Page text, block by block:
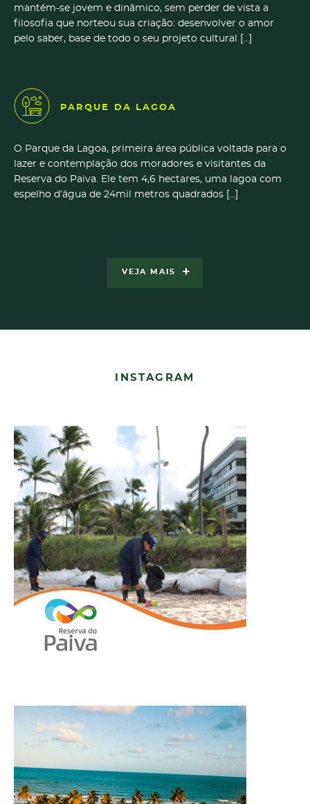
mantém-se jovem e dinâmico, sem perder de vista a
filosofia que norteou sua criação: desenvolver o amor
pelo saber, base de todo o seu projeto cultural […]
PARQUE DA LAGOA
O Parque da Lagoa, primeira área pública voltada para o
lazer e contemplação dos moradores e visitantes da
Reserva do Paiva. Ele tem 4,6 hectares, uma lagoa com
espelho d’água de 24mil metros quadrados [...]
VEJA MAIS
INSTAGRAM